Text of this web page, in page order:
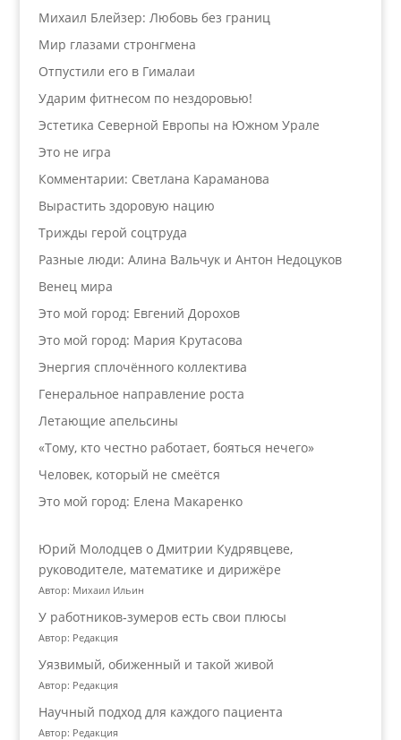
Михаил Блейзер: Любовь без границ
Мир глазами стронгмена
Отпустили его в Гималаи
Ударим фитнесом по нездоровью!
Эстетика Северной Европы на Южном Урале
Это не игра
Комментарии: Светлана Караманова
Вырастить здоровую нацию
Трижды герой соцтруда
Разные люди: Алина Вальчук и Антон Недоцуков
Венец мира
Это мой город: Евгений Дорохов
Это мой город: Мария Крутасова
Энергия сплочённого коллектива
Генеральное направление роста
Летающие апельсины
«Тому, кто честно работает, бояться нечего»
Человек, который не смеётся
Это мой город: Елена Макаренко
Юрий Молодцев о Дмитрии Кудрявцеве,
руководителе, математике и дирижёре
Автор: Михаил Ильин
У работников‑зумеров есть свои плюсы
Автор: Редакция
Уязвимый, обиженный и такой живой
Автор: Редакция
Научный подход для каждого пациента
Автор: Редакция